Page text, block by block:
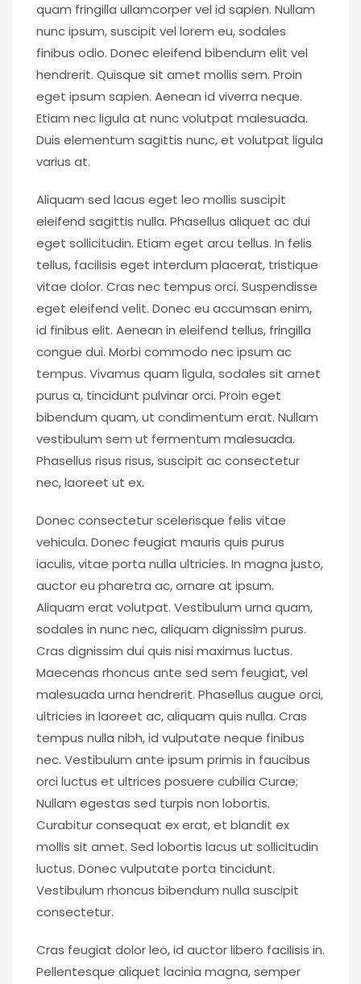
quam fringilla ullamcorper vel id sapien. Nullam
nunc ipsum, suscipit vel lorem eu, sodales
finibus odio. Donec eleifend bibendum elit vel
hendrerit. Quisque sit amet mollis sem. Proin
eget ipsum sapien. Aenean id viverra neque.
Etiam nec ligula at nunc volutpat malesuada.
Duis elementum sagittis nunc, et volutpat ligula
varius at.
Aliquam sed lacus eget leo mollis suscipit
eleifend sagittis nulla. Phasellus aliquet ac dui
eget sollicitudin. Etiam eget arcu tellus. In felis
tellus, facilisis eget interdum placerat, tristique
vitae dolor. Cras nec tempus orci. Suspendisse
eget eleifend velit. Donec eu accumsan enim,
id finibus elit. Aenean in eleifend tellus, fringilla
congue dui. Morbi commodo nec ipsum ac
tempus. Vivamus quam ligula, sodales sit amet
purus a, tincidunt pulvinar orci. Proin eget
bibendum quam, ut condimentum erat. Nullam
vestibulum sem ut fermentum malesuada.
Phasellus risus risus, suscipit ac consectetur
nec, laoreet ut ex.
Donec consectetur scelerisque felis vitae
vehicula. Donec feugiat mauris quis purus
iaculis, vitae porta nulla ultricies. In magna justo,
auctor eu pharetra ac, ornare at ipsum.
Aliquam erat volutpat. Vestibulum urna quam,
sodales in nunc nec, aliquam dignissim purus.
Cras dignissim dui quis nisi maximus luctus.
Maecenas rhoncus ante sed sem feugiat, vel
malesuada urna hendrerit. Phasellus augue orci,
ultricies in laoreet ac, aliquam quis nulla. Cras
tempus nulla nibh, id vulputate neque finibus
nec. Vestibulum ante ipsum primis in faucibus
orci luctus et ultrices posuere cubilia Curae;
Nullam egestas sed turpis non lobortis.
Curabitur consequat ex erat, et blandit ex
mollis sit amet. Sed lobortis lacus ut sollicitudin
luctus. Donec vulputate porta tincidunt.
Vestibulum rhoncus bibendum nulla suscipit
consectetur.
Cras feugiat dolor leo, id auctor libero facilisis in.
Pellentesque aliquet lacinia magna, semper